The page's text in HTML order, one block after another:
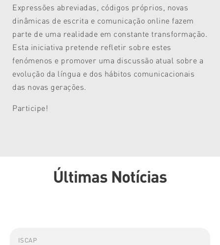
Expressões abreviadas, códigos próprios, novas
dinâmicas de escrita e comunicação online fazem
parte de uma realidade em constante transformação.
Esta iniciativa pretende refletir sobre estes
fenómenos e promover uma discussão atual sobre a
evolução da língua e dos hábitos comunicacionais
das novas gerações.
Participe!
Últimas Notícias
ISCAP